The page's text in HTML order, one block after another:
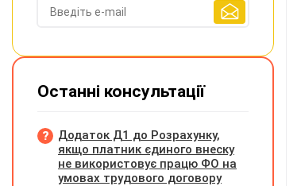
Останні консультації
Додаток Д1 до Розрахунку,
якщо платник єдиного внеску
не використовує працю ФО на
умовах трудового договору